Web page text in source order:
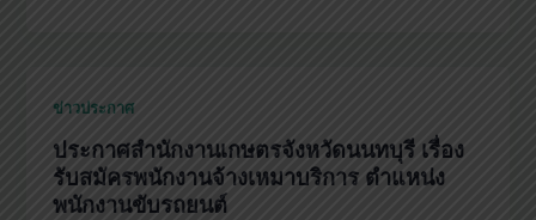
ข่าวประกาศ
ประกาศสำนักงานเกษตรจังหวัดนนทบุรี เรื่อง
รับสมัครพนักงานจ้างเหมาบริการ ตำแหน่ง
พนักงานขับรถยนต์